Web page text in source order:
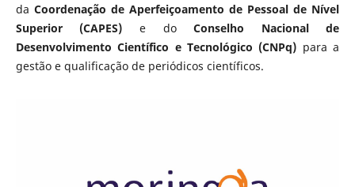
da Coordenação de Aperfeiçoamento de Pessoal de Nível
Superior (CAPES) e doConselho Nacional de
Desenvolvimento Científico e Tecnológico (CNPq) para a
gestão e qualificação de periódicos científicos.